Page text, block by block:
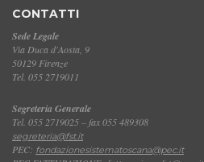
CONTATTI
Sede Legale
Via Duca d'Aosta, 9
50129 Firenze
Tel. 055 2719011
Segreteria Generale
Tel. 055 2719025 – fax 055 489308
segreteria@fst.it
PEC: fondazionesistematoscana@pec.it